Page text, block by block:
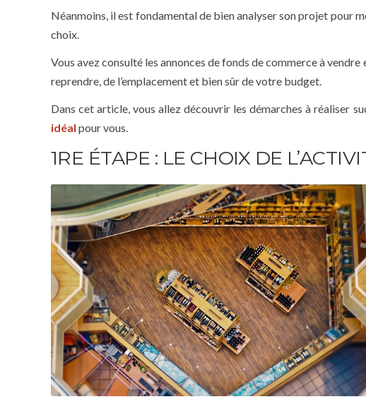
Néanmoins, il est fondamental de bien analyser son projet pour
choix.
Vous avez consulté les annonces de fonds de commerce à
reprendre, de l’emplacement et bien sûr de votre budget.
Dans cet article, vous allez découvrir les démarches à réaliser
idéal pour vous.
1RE ÉTAPE : LE CHOIX DE